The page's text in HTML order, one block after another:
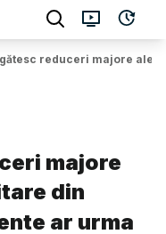
reduceri majore ale
majore
din
ar urma